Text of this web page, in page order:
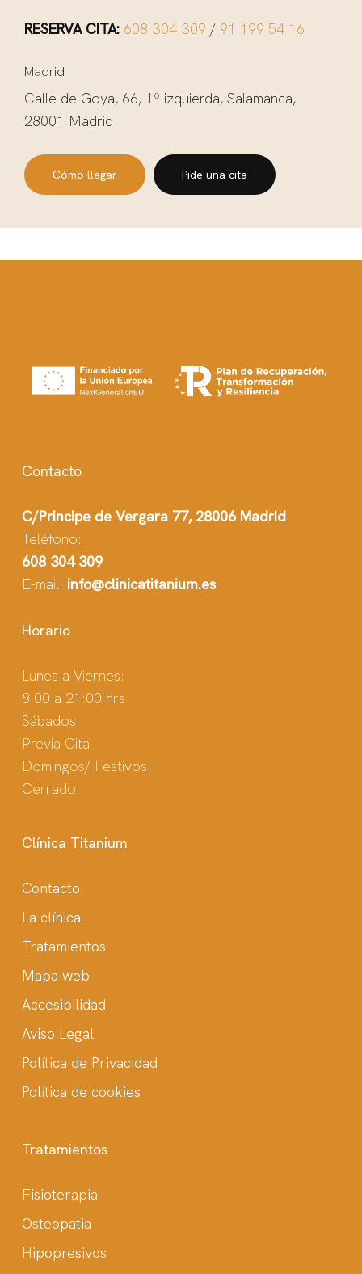
RESERVA CITA: 608 304 309 / 91 199 54 16
Madrid
Calle de Goya, 66, 1º izquierda, Salamanca,
28001 Madrid
Cómo llegar Pide una cita
Contacto
C/Principe de Vergara 77, 28006 Madrid
Teléfono:
608 304 309
E-mail: info@clinicatitanium.es
Horario
Lunes a Viernes:
8:00 a 21:00 hrs
Sábados:
Previa Cita
Domingos/ Festivos:
Cerrado
Clínica Titanium
Contacto
La clínica
Tratamientos
Mapa web
Accesibilidad
Aviso Legal
Política de Privacidad
Política de cookies
Tratamientos
Fisioterapia
Osteopatia
Hipopresivos